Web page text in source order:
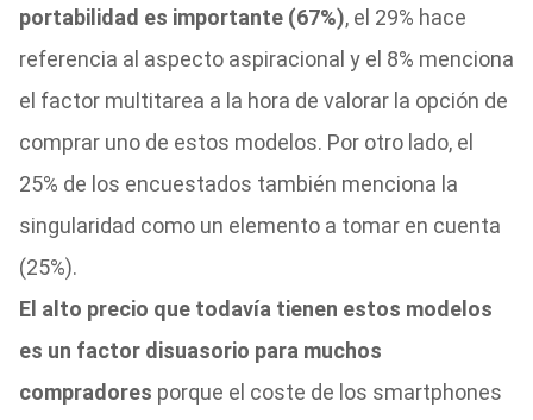
portabilidad es importante (67%), el 29% hace
referencia al aspecto aspiracional y el 8% menciona
el factor multitarea a la hora de valorar la opción de
comprar uno de estos modelos. Por otro lado, el
25% de los encuestados también menciona la
singularidad como un elemento a tomar en cuenta
(25%).
El alto precio que todavía tienen estos modelos
es un factor disuasorio para muchos
compradores porque el coste de los smartphones